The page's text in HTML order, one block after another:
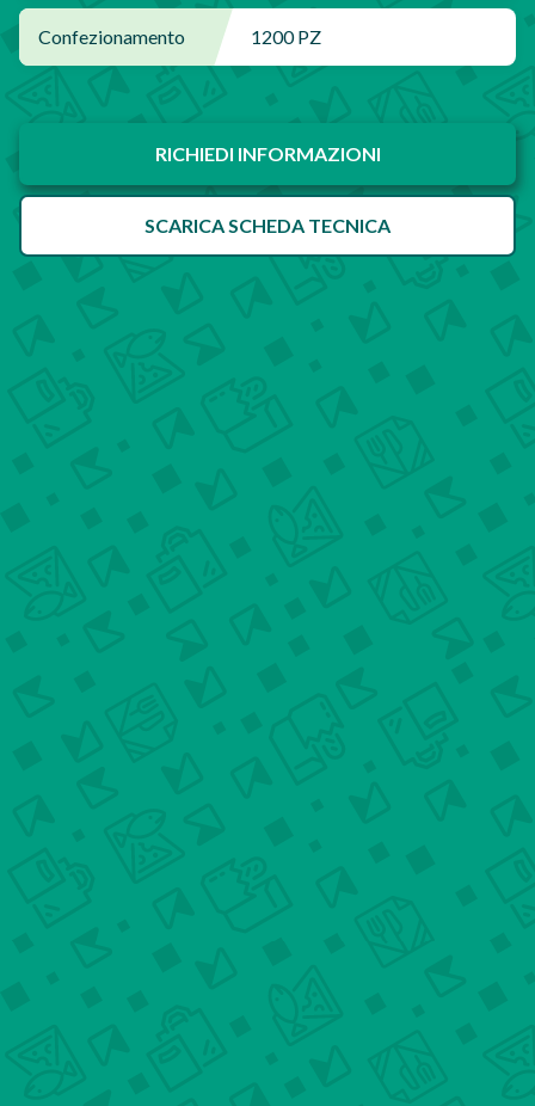
Confezionamento 1200 PZ
RICHIEDI INFORMAZIONI
SCARICA SCHEDA TECNICA